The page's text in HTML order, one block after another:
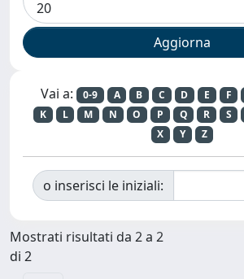
Vai a: 0-9 A B C D E F
K
L M N O P Q R S
X
Y Z
o inserisci le iniziali:
Mostrati risultati da 2 a 2
di 2